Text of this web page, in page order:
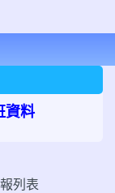
資料
列表